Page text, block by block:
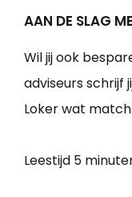
AAN DE SLAG
Wil jij ook
adviseurs schrijf
Loker wat
Leestijd 5